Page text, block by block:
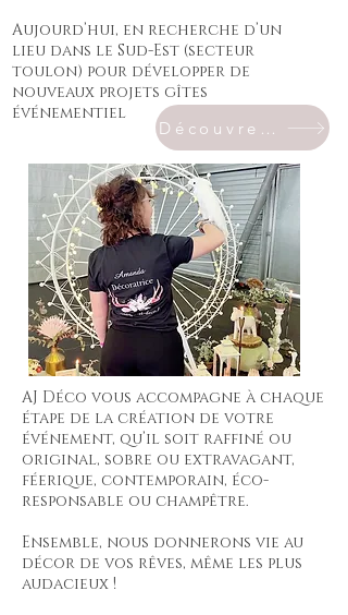
Aujourd’hui, en recherche d’un
lieu dans le Sud-Est (secteur
toulon) pour développer de
nouveaux projets gîtes
événementiel
AJ Déco vous accompagne à chaque
étape de la création de votre
événement, qu’il soit raffiné ou
original, sobre ou extravagant,
féerique, contemporain, éco-
responsable ou champêtre.
Ensemble, nous donnerons vie au
décor de vos rêves, même les plus
audacieux !